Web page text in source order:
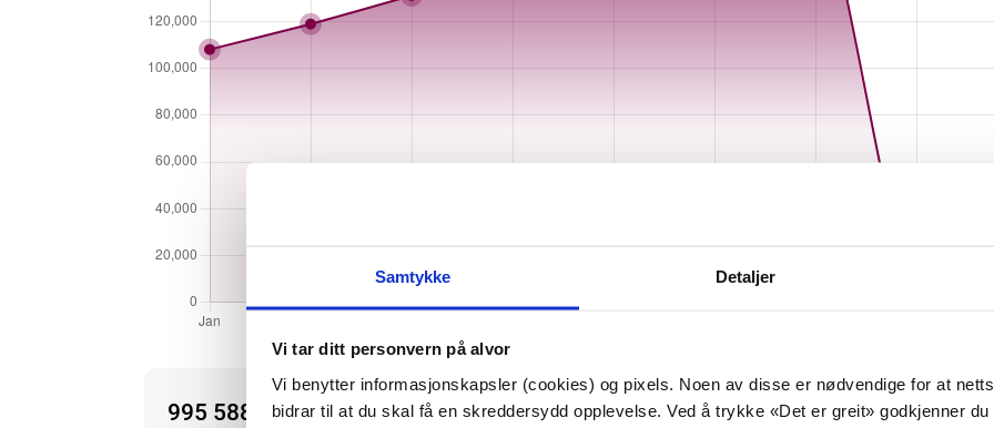
Samtykke Detaljer
Vi tar ditt personvern på alvor
Vi benytter informasjonskapsler (cookies) og pixels. Noen av disse er nødvendige for at
bidrar til at du skal få en skreddersydd opplevelse. Ved å trykke «Det er greit» godkjenner
995 588 142 227 27 342 862